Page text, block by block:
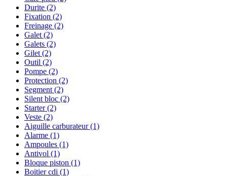
Durite (2)
Fixation (2)
Freinage (2)
Galet (2)
Galets (2)
Gilet (2)
Outil (2)
Pompe (2)
Protection (2)
Segment (2)
Silent bloc (2)
Starter(2)
Veste (2)
Aiguille carburateur(1)
Alarme (1)
Ampoules (1)
Antivol (1)
Bloque piston (1)
Boitier cdi (1)